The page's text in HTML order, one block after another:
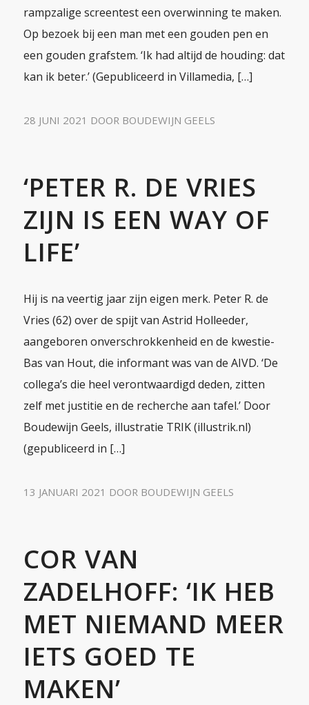
rampzalige screentest een overwinning te maken.
Op bezoek bij een man met een gouden pen en
een gouden grafstem. ‘Ik had altijd de houding: dat
kan ik beter.’ (Gepubliceerd in Villamedia, […]
28 JUNI 2021 DOOR BOUDEWIJN GEELS
‘PETER R. DE VRIES
ZIJN IS EEN WAY OF
LIFE’
Hij is na veertig jaar zijn eigen merk. Peter R. de
Vries (62) over de spijt van Astrid Holleeder,
aangeboren onverschrokkenheid en de kwestie-
Bas van Hout, die informant was van de AIVD. ‘De
collega’s die heel verontwaardigd deden, zitten
zelf met justitie en de recherche aan tafel.’ Door
Boudewijn Geels, illustratie TRIK (illustrik.nl)
(gepubliceerd in […]
13 JANUARI 2021 DOOR BOUDEWIJN GEELS
COR VAN
ZADELHOFF: ‘IK HEB
MET NIEMAND MEER
IETS GOED TE
MAKEN’